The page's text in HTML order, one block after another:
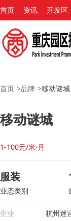
首页 资讯 开发区
首页 >品牌 >移动谜城
移动谜城
1-100元/米·月
服装
业态类别
企业
杭州迷